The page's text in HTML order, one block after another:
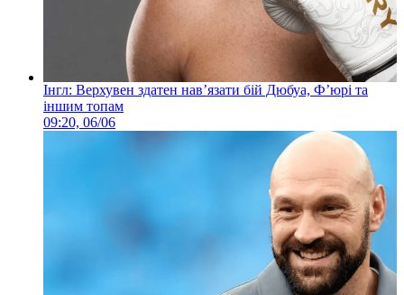
Інгл: Верхувен здатен нав’язати бій Дюбуа, Ф’юрі та
іншим топам
09:20, 06/06